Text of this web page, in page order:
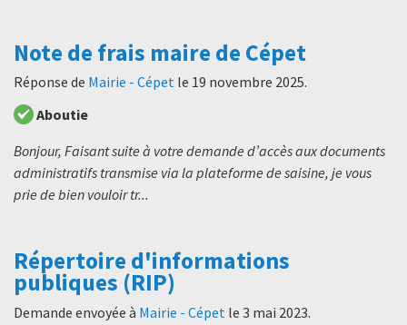
Note de frais maire de Cépet
Réponse de Mairie - Cépet le 19 novembre 2025.
Aboutie
Bonjour, Faisant suite à votre demande d’accès aux documents
administratifs transmise via la plateforme de saisine, je vous
prie de bien vouloir tr...
Répertoire d'informations
publiques (RIP)
Demande envoyée à Mairie - Cépet le 3 mai 2023.